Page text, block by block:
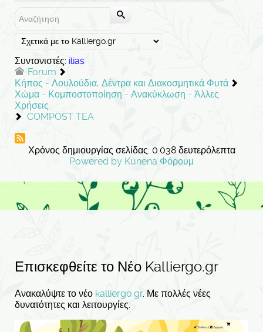
Συντονιστές: ilias
Forum
Κήπος - Λουλούδια, Δέντρα και Διακοσμητικά Φυτά
Χώμα - Κομποστοποίηση - Ανακύκλωση - Άλλες
Χρήσεις
COMPOST TEA
Χρόνος δημιουργίας σελίδας: 0.038 δευτερόλεπτα
Powered by Kunena Φόρουμ
Επισκεφθείτε το Νέο Kalliergo.gr
Ανακαλύψτε το νέο kalliergo.gr. Με πολλές νέες
δυνατότητες και λειτουργίες.